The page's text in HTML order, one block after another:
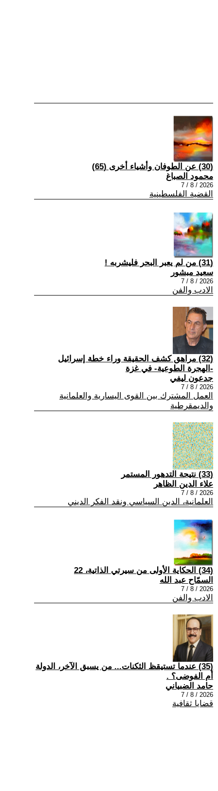
(30) عن الطوفان وأشياء أخرى (65)
محمود الصباغ
2026 / 8 / 7
القضية الفلسطينية
(31) من لم يعبر البحر فليشربه !
سعيد مبشور
2026 / 8 / 7
الادب والفن
(32) مراهق كشف الحقيقة وراء خطة إسرائيل
-الهجرة الطوعية- في غزة
جدعون ليفي
2026 / 8 / 7
العمل المشترك بين القوى اليسارية والعلمانية
والديمقرطية
(33) نتيجة التدهور المستمر
علاء الدين الظاهر
2026 / 8 / 7
العلمانية، الدين السياسي ونقد الفكر الديني
(34) الحكاية الأولى من سيرتي الذاتية، 22
السمّاح عبد الله
2026 / 8 / 7
الادب والفن
(35) عندما تستيقظ الثكنات... من يسبق الآخر، الدولة
أم الفوضى؟ .
حامد الضبياني
2026 / 8 / 7
قضايا ثقافية